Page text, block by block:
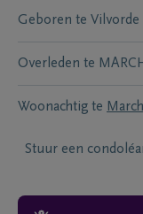
Geboren te Vilvorde
Overleden te
Woonachtig te
Stuur een